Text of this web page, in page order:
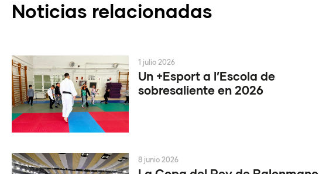
Noticias relacionadas
Un +Esport a l’Escola de
sobresaliente en 2026
1 julio 2026
8 junio 2026